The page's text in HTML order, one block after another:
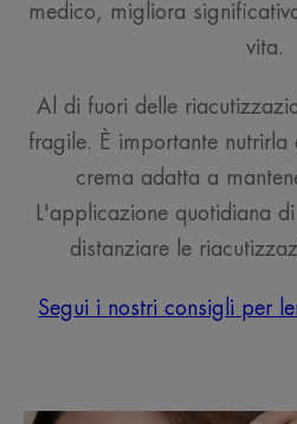
medico, migliora
vita.
Al di fuori delle
fragile. È importante
crema adatta a
L'applicazione quotidiana
distanziare le
Segui i nostri consigli per